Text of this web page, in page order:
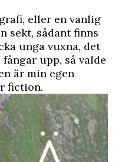
eller en vanlig
sekt, sådant finns
unga vuxna, det
upp, så valde
är min egen
fiction.